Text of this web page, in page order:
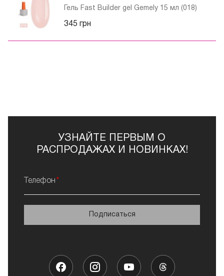
стоимости. Здесь вы можете найти то, что вам
нужно!
Гель E.MI в интернет-магазине Френч ждет своих
сделать правильный выбор!
Гель Fast Builder gel Gemely 15 мл (018)
345 грн
УЗНАЙТЕ ПЕРВЫМ О
РАСПРОДАЖАХ И НОВИНКАХ!
Телефон
Подписаться